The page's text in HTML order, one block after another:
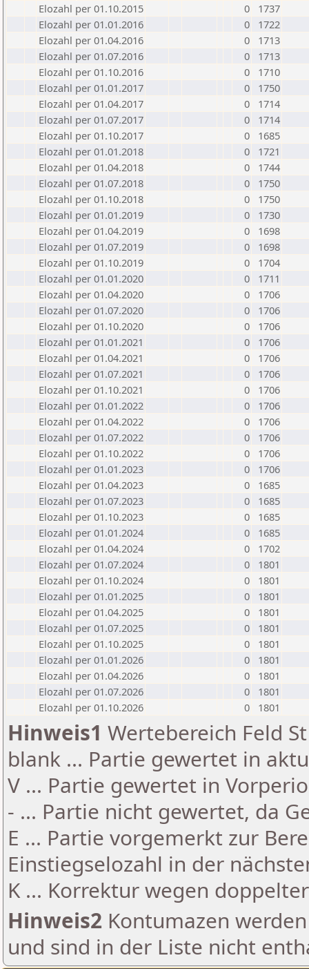
Elozahl per 01.10.2015
0
1737
Elozahl per 01.01.2016
0
1722
Elozahl per 01.04.2016
0
1713
Elozahl per 01.07.2016
0
1713
Elozahl per 01.10.2016
0
1710
Elozahl per 01.01.2017
0
1750
Elozahl per 01.04.2017
0
1714
Elozahl per 01.07.2017
0
1714
Elozahl per 01.10.2017
0
1685
Elozahl per 01.01.2018
0
1721
Elozahl per 01.04.2018
0
1744
Elozahl per 01.07.2018
0
1750
Elozahl per 01.10.2018
0
1750
Elozahl per 01.01.2019
0
1730
Elozahl per 01.04.2019
0
1698
Elozahl per 01.07.2019
0
1698
Elozahl per 01.10.2019
0
1704
Elozahl per 01.01.2020
0
1711
Elozahl per 01.04.2020
0
1706
Elozahl per 01.07.2020
0
1706
Elozahl per 01.10.2020
0
1706
Elozahl per 01.01.2021
0
1706
Elozahl per 01.04.2021
0
1706
Elozahl per 01.07.2021
0
1706
Elozahl per 01.10.2021
0
1706
Elozahl per 01.01.2022
0
1706
Elozahl per 01.04.2022
0
1706
Elozahl per 01.07.2022
0
1706
Elozahl per 01.10.2022
0
1706
Elozahl per 01.01.2023
0
1706
Elozahl per 01.04.2023
0
1685
Elozahl per 01.07.2023
0
1685
Elozahl per 01.10.2023
0
1685
Elozahl per 01.01.2024
0
1685
Elozahl per 01.04.2024
0
1702
Elozahl per 01.07.2024
0
1801
Elozahl per 01.10.2024
0
1801
Elozahl per 01.01.2025
0
1801
Elozahl per 01.04.2025
0
1801
Elozahl per 01.07.2025
0
1801
Elozahl per 01.10.2025
0
1801
Elozahl per 01.01.2026
0
1801
Elozahl per 01.04.2026
0
1801
Elozahl per 01.07.2026
0
1801
Elozahl per 01.10.2026
0 1801
Hinweis1 Wertebereich Feld
blank ... Partie gewertet in
V ... Partie gewertet in
- ... Partie nicht gewertet, da
E ... Partie vorgemerkt zur
Einstiegselozahl in der
K ... Korrektur wegen
Hinweis2 Kontumazen
und sind in der Liste nicht